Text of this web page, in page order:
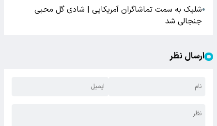
●شلیک به سمت تماشاگران آمریکایی | شادی گل محبی
جنجالی شد
ارسال نظر